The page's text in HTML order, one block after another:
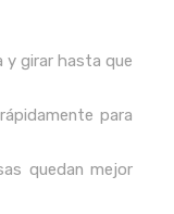
y girar hasta que
para
quedan mejor